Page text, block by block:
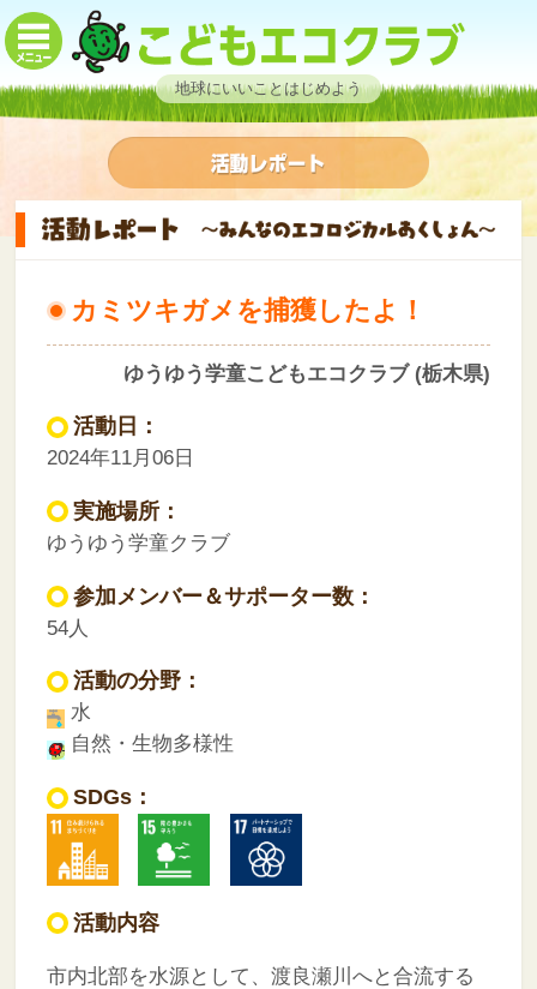
地球にいいことはじめよう
カミツキガメを捕獲したよ！
ゆうゆう学童こどもエコクラブ (栃木県)
活動日：
2024年11月06日
実施場所：
ゆうゆう学童クラブ
参加メンバー＆サポーター数：
54人
活動の分野：
水
自然・生物多様性
SDGs：
活動内容
市内北部を水源として、渡良瀬川へと合流する